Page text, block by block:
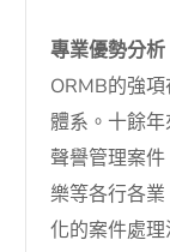
專業優勢分析
ORMB的強
體系。十餘
聲譽管理案
樂等各行各
化的案件處